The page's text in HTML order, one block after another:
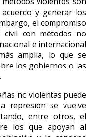
y generar los
el compromiso
civil con métodos no
e internacional
amplia, lo que se
los gobiernos o las
no violentas puede
represión se vuelve
entre otros, el
los que apoyan al